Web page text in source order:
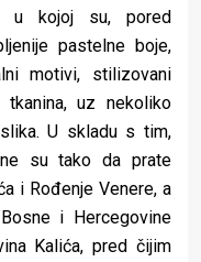
u kojoj su, pored
pastelne boje,
motivi, stilizovani
uz nekoliko
U skladu s tim,
su tako da prate
i Rođenje Venere, a
i Hercegovine
Kalića, pred čijim